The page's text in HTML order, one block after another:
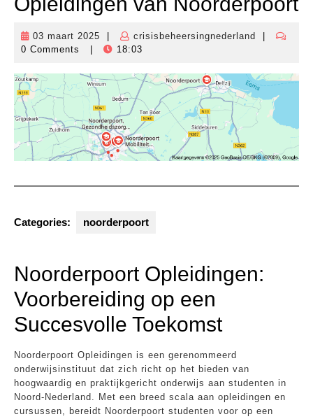
03 maart 2025
03
maart
crisisbeheersingnederland
0 Comments
18:03
Categories: noorderpoort
Noorderpoort Opleidingen:
Voorbereiding op een
Succesvolle Toekomst
Noorderpoort Opleidingen is een gerenommeerd
onderwijsinstituut dat zich richt op het bieden van
hoogwaardig en praktijkgericht onderwijs aan studenten in
Noord-Nederland. Met een breed scala aan opleidingen en
cursussen, bereidt Noorderpoort studenten voor op een